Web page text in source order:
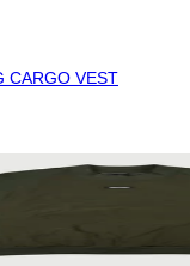
CARGO VEST